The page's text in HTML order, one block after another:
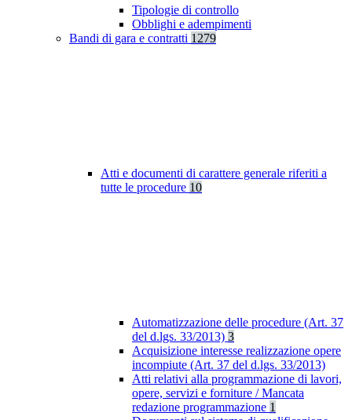
Tipologie di controllo
Obblighi e adempimenti
Bandi di gara e contratti 1279
Atti e documenti di carattere generale riferiti a
tutte le procedure 10
Automatizzazione delle procedure (Art. 37
del d.lgs. 33/2013) 3
Acquisizione interesse realizzazione opere
incompiute (Art. 37 del d.lgs. 33/2013)
Atti relativi alla programmazione di lavori,
opere, servizi e forniture / Mancata
redazione programmazione 1